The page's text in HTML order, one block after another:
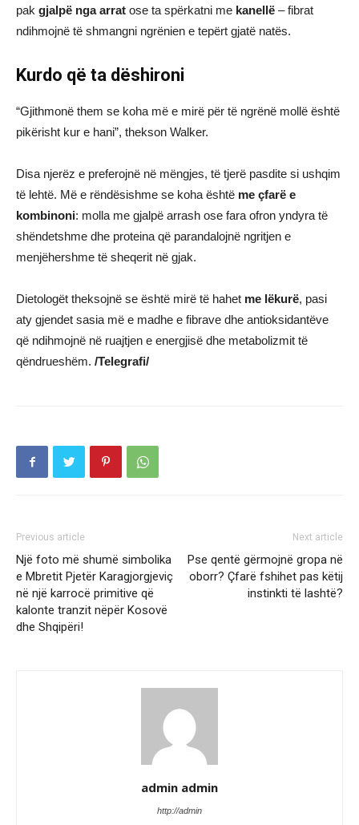
pak gjalpë nga arrat ose ta spërkatni me kanellë – fibrat
ndihmojnë të shmangni ngrënien e tepërt gjatë natës.
Kurdo që ta dëshironi
“Gjithmonë them se koha më e mirë për të ngrënë mollë është
pikërisht kur e hani”, thekson Walker.
Disa njerëz e preferojnë në mëngjes, të tjerë pasdite si ushqim
të lehtë. Më e rëndësishme se koha është me çfarë e
kombinoni: molla me gjalpë arrash ose fara ofron yndyra të
shëndetshme dhe proteina që parandalojnë ngritjen e
menjëhershme të sheqerit në gjak.
Dietologët theksojnë se është mirë të hahet me lëkurë, pasi
aty gjendet sasia më e madhe e fibrave dhe antioksidantëve
që ndihmojnë në ruajtjen e energjisë dhe metabolizmit të
qëndrueshëm. /Telegrafi/
Previous article
Një foto më shumë simbolika
e Mbretit Pjetër Karagjorgjeviç
në një karrocë primitive që
kalonte tranzit nëpër Kosovë
dhe Shqipëri!
Next article
Pse qentë gërmojnë gropa në
oborr? Çfarë fshihet pas këtij
instinkti të lashtë?
admin admin
http://admin